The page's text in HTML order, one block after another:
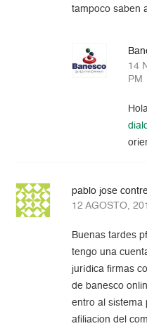
tampoco saben
14
PM
pablo jose
12 AGOSTO,
Buenas tardes
tengo una
jurídica firmas
de banesco
entro al sistema
afiliacion del